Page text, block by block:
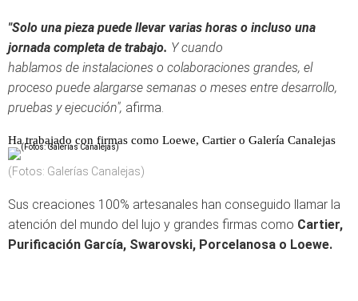
"Solo una pieza puede llevar varias horas o incluso una
jornada completa de trabajo. Y cuando
hablamos de instalaciones o colaboraciones grandes, el
proceso puede alargarse semanas o meses entre desarrollo,
pruebas y ejecución", afirma.
Ha trabajado con firmas como Loewe, Cartier o Galería Canalejas
(Fotos: Galerías Canalejas)
Sus creaciones 100% artesanales han conseguido llamar la
atención del mundo del lujo y grandes firmas como Cartier,
Purificación García, Swarovski, Porcelanosa o Loewe.